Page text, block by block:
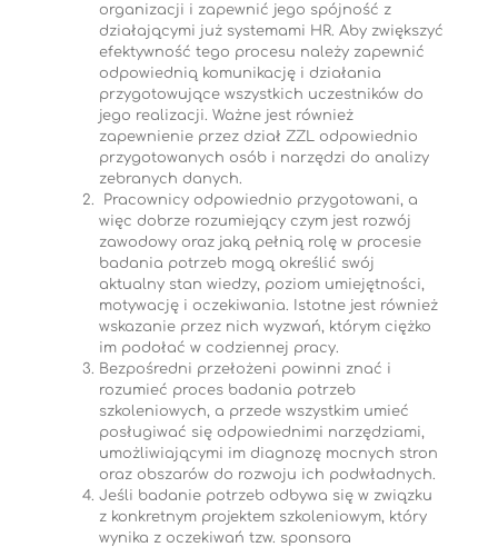
organizacji i zapewnić jego spójność z
działającymi już systemami HR. Aby zwiększyć
efektywność tego procesu należy zapewnić
odpowiednią komunikację i działania
przygotowujące wszystkich uczestników do
jego realizacji. Ważne jest również
zapewnienie przez dział ZZL odpowiednio
przygotowanych osób i narzędzi do analizy
zebranych danych.
Pracownicy odpowiednio przygotowani, a
więc dobrze rozumiejący czym jest rozwój
zawodowy oraz jaką pełnią rolę w procesie
badania potrzeb mogą określić swój
aktualny stan wiedzy, poziom umiejętności,
motywację i oczekiwania. Istotne jest również
wskazanie przez nich wyzwań, którym ciężko
im podołać w codziennej pracy.
Bezpośredni przełożeni powinni znać i
rozumieć proces badania potrzeb
szkoleniowych, a przede wszystkim umieć
posługiwać się odpowiednimi narzędziami,
umożliwiającymi im diagnozę mocnych stron
oraz obszarów do rozwoju ich podwładnych.
Jeśli badanie potrzeb odbywa się w związku
z konkretnym projektem szkoleniowym, który
wynika z oczekiwań tzw. sponsora